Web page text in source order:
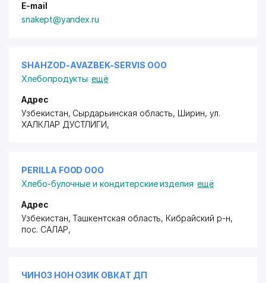
E-mail
snakept@yandex.ru
SHAHZOD-AVAZBEK-SERVIS ООО
Хлебопродукты ещё
Адрес
Узбекистан, Сырдарьинская область, Ширин, ул.
ХАЛКЛАР ДУСТЛИГИ,
PERILLA FOOD ООО
Хлебо-булочные и кондитерские изделия ещё
Адрес
Узбекистан, Ташкентская область, Кибрайский р-н,
пос. САЛАР,
ЧИНОЗ НОН ОЗИК ОВКАТ ДП